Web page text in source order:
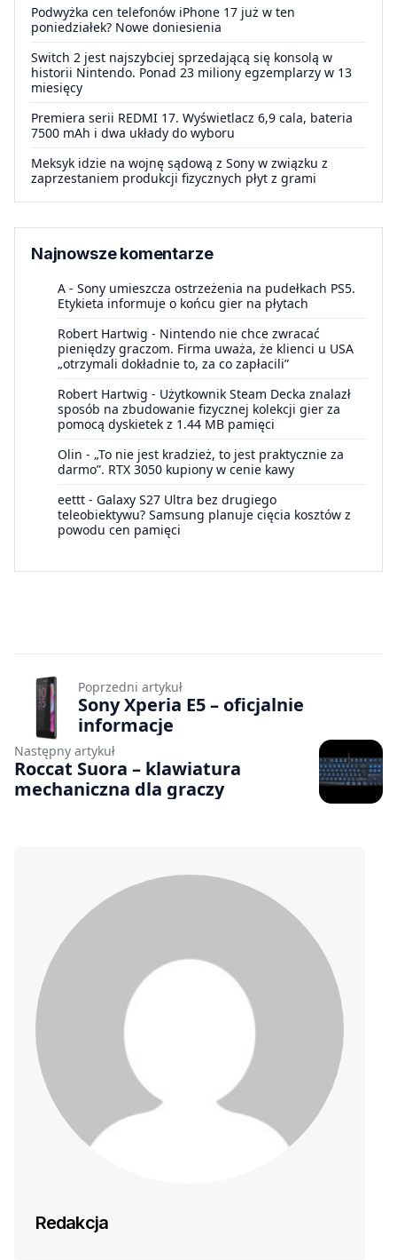
Podwyżka cen telefonów iPhone 17 już w ten
poniedziałek? Nowe doniesienia
Switch 2 jest najszybciej sprzedającą się konsolą w
historii Nintendo. Ponad 23 miliony egzemplarzy w 13
miesięcy
Premiera serii REDMI 17. Wyświetlacz 6,9 cala, bateria
7500 mAh i dwa układy do wyboru
Meksyk idzie na wojnę sądową z Sony w związku z
zaprzestaniem produkcji fizycznych płyt z grami
Najnowsze komentarze
A - Sony umieszcza ostrzeżenia na pudełkach PS5.
Etykieta informuje o końcu gier na płytach
Robert Hartwig - Nintendo nie chce zwracać
pieniędzy graczom. Firma uważa, że klienci u USA
„otrzymali dokładnie to, za co zapłacili”
Robert Hartwig - Użytkownik Steam Decka znalazł
sposób na zbudowanie fizycznej kolekcji gier za
pomocą dyskietek z 1.44 MB pamięci
Olin - „To nie jest kradzież, to jest praktycznie za
darmo”. RTX 3050 kupiony w cenie kawy
eettt - Galaxy S27 Ultra bez drugiego
teleobiektywu? Samsung planuje cięcia kosztów z
powodu cen pamięci
Poprzedni artykuł
Sony Xperia E5 – oficjalnie
informacje
Następny artykuł
Roccat Suora – klawiatura
mechaniczna dla graczy
Redakcja